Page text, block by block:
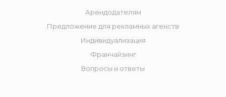
Арендодателям
Предложение для рекламных агенств
Индивидуализация
Франчайзинг
Вопросы и ответы